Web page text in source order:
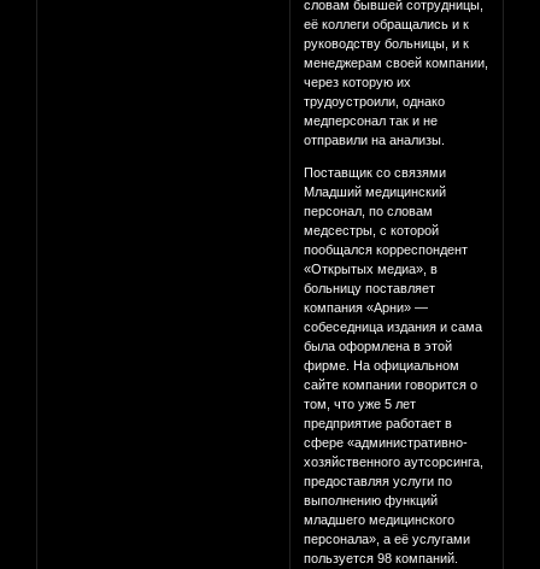
словам бывшей сотрудницы,
её коллеги обращались и к
руководству больницы, и к
менеджерам своей компании,
через которую их
трудоустроили, однако
медперсонал так и не
отправили на анализы.
Поставщик со связями
Младший медицинский
персонал, по словам
медсестры, с которой
пообщался корреспондент
«Открытых медиа», в
больницу поставляет
компания «Арни» —
собеседница издания и сама
была оформлена в этой
фирме. На официальном
сайте компании говорится о
том, что уже 5 лет
предприятие работает в
сфере «административно-
хозяйственного аутсорсинга,
предоставляя услуги по
выполнению функций
младшего медицинского
персонала», а её услугами
пользуется 98 компаний.